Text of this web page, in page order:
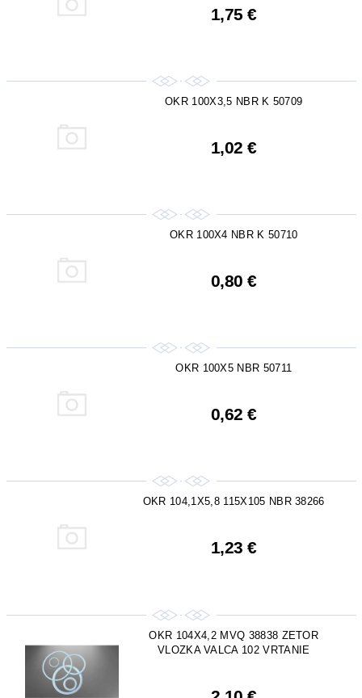
1,75 €
OKR 100X3,5 NBR K 50709
1,02 €
OKR 100X4 NBR K 50710
0,80 €
OKR 100X5 NBR 50711
0,62 €
OKR 104,1X5,8 115X105 NBR 38266
1,23 €
OKR 104X4,2 MVQ 38838 ZETOR
VLOZKA VALCA 102 VRTANIE